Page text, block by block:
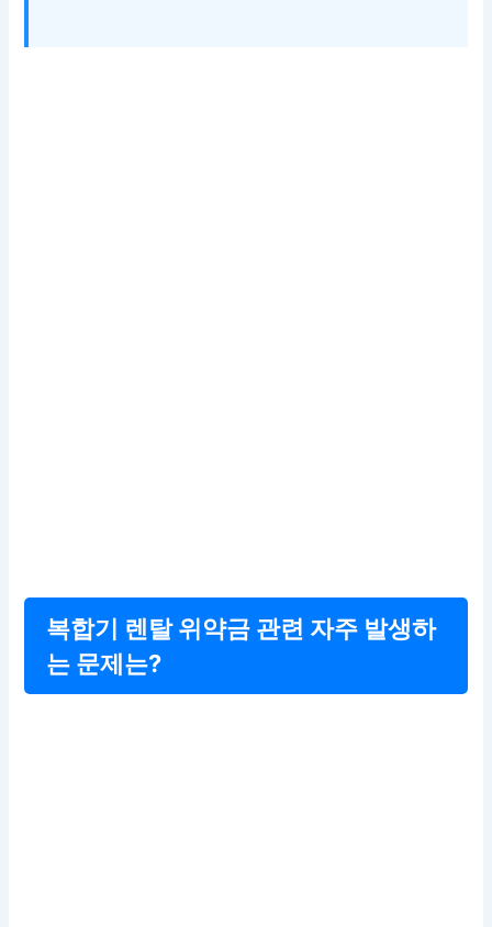
복합기 렌탈 위약금 관련 자주 발생하
는 문제는?